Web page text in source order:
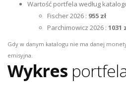
Wartość portfela według
Fischer 2026 : 955 zł
Parchimowicz 2026 : 1031
Gdy w danym katalogu nie ma danej
emisyjna.
Wykres